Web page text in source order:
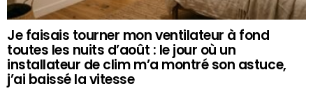
Je faisais tourner mon ventilateur à fond
toutes les nuits d’août : le jour où un
installateur de clim m’a montré son astuce,
j’ai baissé la vitesse